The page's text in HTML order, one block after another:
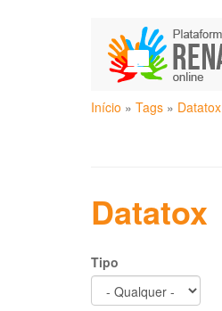
Você
Início » Tags » Datatox
Datatox
Tipo